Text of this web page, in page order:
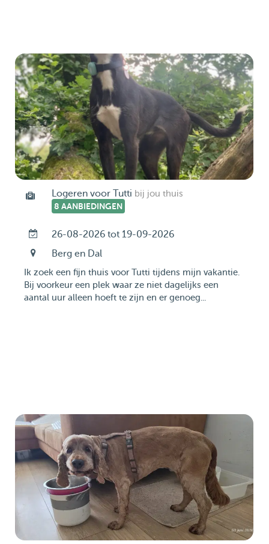
Logeren voor Tutti bij jou thuis
8 AANBIEDINGEN
26-08-2026 tot 19-09-2026
Berg en Dal
Ik zoek een fijn thuis voor Tutti tijdens mijn vakantie.
Bij voorkeur een plek waar ze niet dagelijks een
aantal uur alleen hoeft te zijn en er genoeg...